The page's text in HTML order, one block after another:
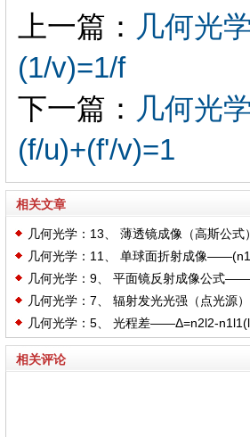
上一篇： 几何光
(1/v)=1/f
下一篇： 几何光
(f/u)+(f'/v)=1
相关文章
几何光学：13、 薄透镜成像（高斯公
几何光学：11、 单球面折射成像
几何光学：9、 平面镜反射成像公式
几何光学：7、 辐射发光光强（点光
几何光学：5、 光程差——Δ=n2l2-
折射率)
相关评论